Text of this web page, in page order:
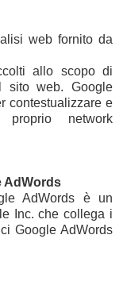
web fornito da
allo scopo di
sito web. Google
contestualizzare e
network
AdWords
AdWords è un
Inc. che collega i
Google AdWords